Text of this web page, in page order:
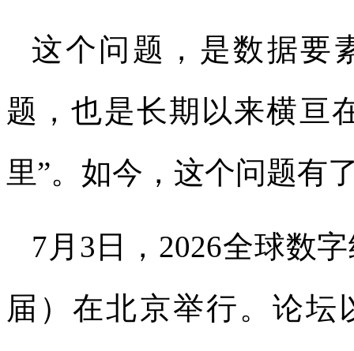
这个问题，是数据要
题，也是长期以来横亘
里”。如今，这个问题有
7月3日，2026全球数
届）在北京举行。论坛